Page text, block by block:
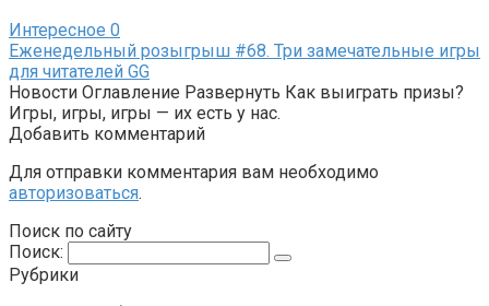
Интересное 0
Еженедельный розыгрыш #68. Три замечательные игры
для читателей GG
Новости Оглавление Развернуть Как выиграть призы?
Игры, игры, игры — их есть у нас.
Добавить комментарий
Для отправки комментария вам необходимо
авторизоваться.
Поиск по сайту
Поиск:
Рубрики